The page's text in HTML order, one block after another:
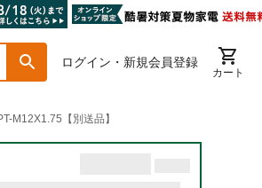
ログイン・新規会員登録
カート
M12X1.75【別送品】